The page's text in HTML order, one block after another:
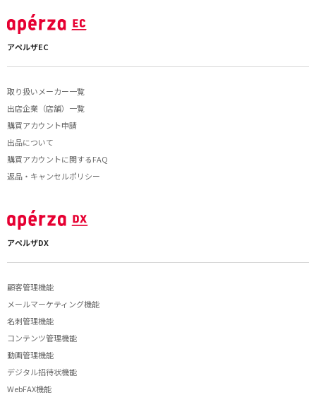
アペルザEC
取り扱いメーカー一覧
出店企業（店舗）一覧
購買アカウント申請
出品について
購買アカウントに関するFAQ
返品・キャンセルポリシー
アペルザDX
顧客管理機能
メールマーケティング機能
名刺管理機能
コンテンツ管理機能
動画管理機能
デジタル招待状機能
WebFAX機能